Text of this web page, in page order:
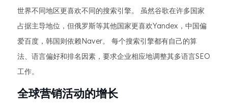
世界不同地区更喜欢不同的搜索引擎。 虽然谷歌在许多国家
占据主导地位，但俄罗斯等其他国家更喜欢Yandex，中国偏
爱百度，韩国则依赖Naver。 每个搜索引擎都有自己的算
法、语言偏好和排名因素，要求企业相应地调整其多语言SEO
工作。
全球营销活动的增长